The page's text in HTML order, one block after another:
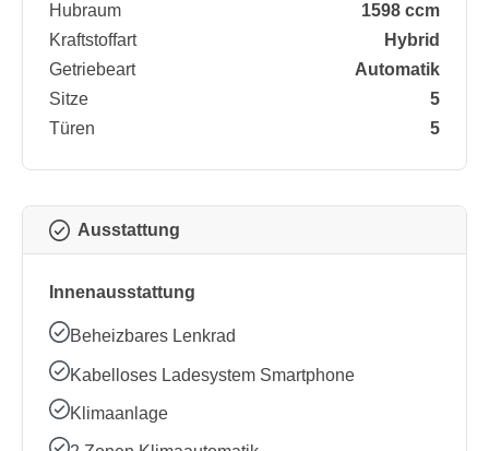
Hubraum
1598 ccm
Kraftstoffart
Hybrid
Getriebeart
Automatik
Sitze
5
Türen
5
Ausstattung
Innenausstattung
Beheizbares Lenkrad
Kabelloses Ladesystem Smartphone
Klimaanlage